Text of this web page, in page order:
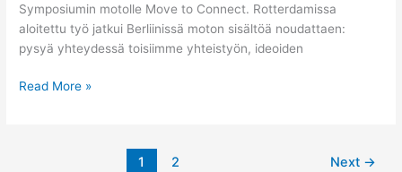
Symposiumin motolle Move to Connect. Rotterdamissa
aloitettu työ jatkui Berliinissä moton sisältöä noudattaen:
pysyä yhteydessä toisiimme yhteistyön, ideoiden
Read More »
1 2 Next →